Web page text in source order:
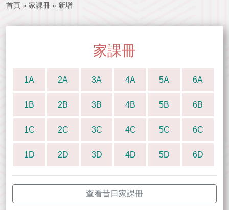
首頁 » 家課冊 » 新增
家課冊
1A 2A 3A 4A 5A 6A
1B 2B 3B 4B 5B 6B
1C 2C 3C 4C 5C 6C
1D 2D 3D 4D 5D 6D
查看昔日家課冊